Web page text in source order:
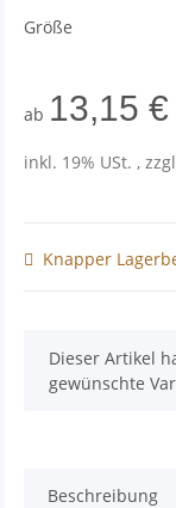
Größe
ab 13,15 €
inkl. 19% USt. ,
Knapper
x
Dieser Artikel
gewünschte
Beschreibung